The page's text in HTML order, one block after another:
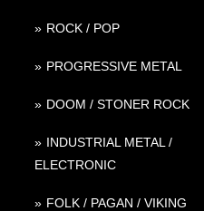
ROCK / POP
PROGRESSIVE METAL
DOOM / STONER ROCK
INDUSTRIAL METAL /
ELECTRONIC
FOLK / PAGAN / VIKING